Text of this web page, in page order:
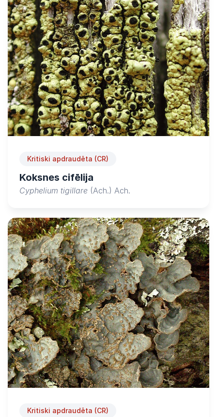
Kritiski apdraudēta (CR)
Koksnes cifēlija
Cyphelium tigillare (Ach.) Ach.
Kritiski apdraudēta (CR)